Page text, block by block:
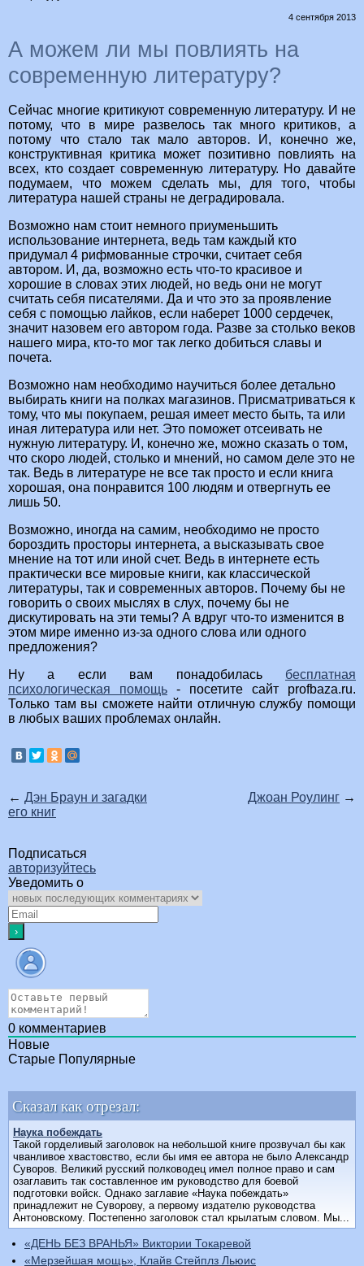
4 сентября 2013
А можем ли мы повлиять на
современную литературу?
Сейчас многие критикуют современную литературу. И не
потому, что в мире развелось так много критиков, а
потому что стало так мало авторов. И, конечно же,
конструктивная критика может позитивно повлиять на
всех, кто создает современную литературу. Но давайте
подумаем, что можем сделать мы, для того, чтобы
литература нашей страны не деградировала.
Возможно нам стоит немного приуменьшить
использование интернета, ведь там каждый кто
придумал 4 рифмованные строчки, считает себя
автором. И, да, возможно есть что-то красивое и
хорошие в словах этих людей, но ведь они не могут
считать себя писателями. Да и что это за проявление
себя с помощью лайков, если наберет 1000 сердечек,
значит назовем его автором года. Разве за столько веков
нашего мира, кто-то мог так легко добиться славы и
почета.
Возможно нам необходимо научиться более детально
выбирать книги на полках магазинов. Присматриваться к
тому, что мы покупаем, решая имеет место быть, та или
иная литература или нет. Это поможет отсеивать не
нужную литературу. И, конечно же, можно сказать о том,
что скоро людей, столько и мнений, но самом деле это не
так. Ведь в литературе не все так просто и если книга
хорошая, она понравится 100 людям и отвергнуть ее
лишь 50.
Возможно, иногда на самим, необходимо не просто
бороздить просторы интернета, а высказывать свое
мнение на тот или иной счет. Ведь в интернете есть
практически все мировые книги, как классической
литературы, так и современных авторов. Почему бы не
говорить о своих мыслях в слух, почему бы не
дискутировать на эти темы? А вдруг что-то изменится в
этом мире именно из-за одного слова или одного
предложения?
Ну а если вам понадобилась бесплатная
психологическая помощь - посетите сайт profbaza.ru.
Только там вы сможете найти отличную службу помощи
в любых ваших проблемах онлайн.
← Дэн Браун и загадки
его книг
Джоан Роулинг →
Подписаться
авторизуйтесь
Уведомить о
0 комментариев
Новые
Старые Популярные
Сказал как отрезал:
Наука побеждать
Такой горделивый заголовок на небольшой книге прозвучал бы как
чванливое хвастовство, если бы имя ее автора не было Александр
Суворов. Великий русский полководец имел полное право и сам
озаглавить так составленное им руководство для боевой
подготовки войск. Однако заглавие «Наука побеждать»
принадлежит не Суворову, а первому издателю руководства
Антоновскому. Постепенно заголовок стал крылатым словом. Мы...
«ДЕНЬ БЕЗ ВРАНЬЯ» Виктории Токаревой
«Мерзейшая мощь», Клайв Стейплз Льюис